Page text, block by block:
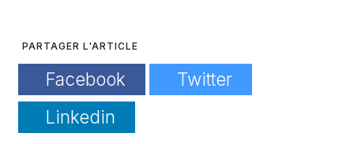
PARTAGER L'ARTICLE
Facebook
Twitter
Linkedin